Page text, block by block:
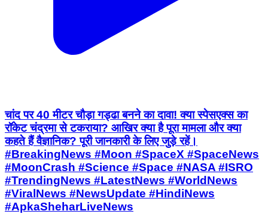
चांद पर 40 मीटर चौड़ा गड्ढा बनने का दावा! क्या स्पेसएक्स का
रॉकेट चंद्रमा से टकराया? आखिर क्या है पूरा मामला और क्या
कहते हैं वैज्ञानिक? पूरी जानकारी के लिए जुड़े रहें।
#BreakingNews #Moon #SpaceX #SpaceNews
#MoonCrash #Science #Space #NASA #ISRO
#TrendingNews #LatestNews #WorldNews
#ViralNews #NewsUpdate #HindiNews
#ApkaSheharLiveNews